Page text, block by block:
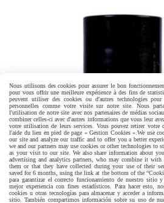
Nous utilisons des cookies pour assurer le bon
pour vous offrir une meilleure expérience à des fins de
peuvent utiliser des cookies ou d'autres technologies
personnelles comme votre visite sur notre site. Nous
l'utilisation de notre site avec nos partenaires de médias
combiner celles-ci avec d'autres informations que vous leur
votre utilisation de leurs services. Vous pouvez retirer votre
l'aide du lien en pied de page « Gestion Cookies ». We use
our site and analyze our traffic and to offer you a better
we and our partners may use cookies or other technologies to
as your visit to our site. We also share information about
advertising and analytics partners, who may combine it
them or that they have collected during your use of their
saved for 6 months, using the link at the bottom of the
para garantizar el correcto funcionamiento de nuestro sitio
mejor experiencia con fines estadísticos. Para hacer esto,
cookies u otras tecnologías para almacenar y acceder a
sitio. También compartimos información sobre su uso de